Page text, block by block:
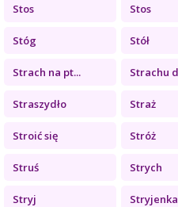
Stos Stos
Stóg Stół
Strach na pt... Strachu
Straszydło Straż
Stroić się Stróż
Struś Strych
Stryj Stryjenka